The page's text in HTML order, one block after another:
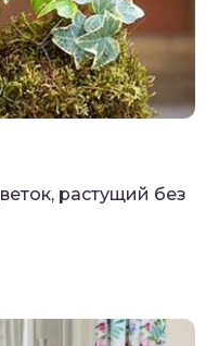
растущий без